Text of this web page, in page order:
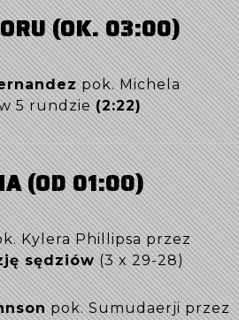
(OK. 03:00)
pok. Michela
5 rundzie(2:22)
(OD 01:00)
Kylera Phillipsa przez
sędziów(3 x 29-28)
pok. Sumudaerji przez